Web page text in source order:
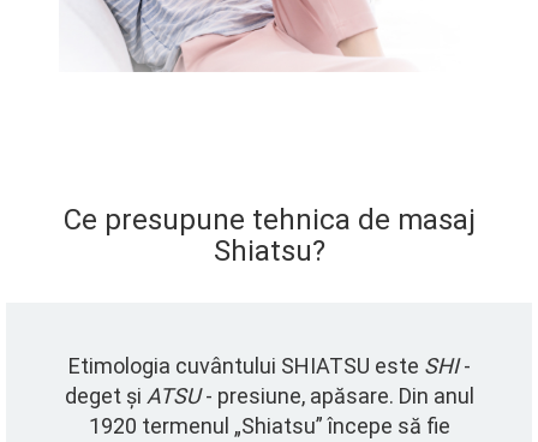
Ce presupune tehnica de masaj
Shiatsu?
Etimologia cuvântului SHIATSU este SHI-
deget și ATSU- presiune, apăsare. Din anul
1920 termenul „Shiatsu” începe să fie